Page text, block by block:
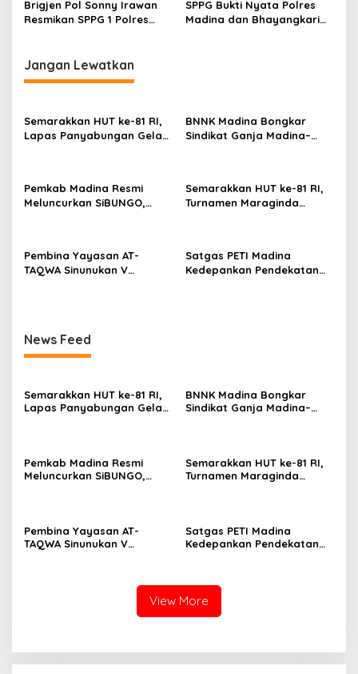
Brigjen Pol Sonny Irawan
Resmikan SPPG 1 Polres
SPPG Bukti Nyata Polres
Madina dan Bhayangkari
Jangan Lewatkan
Semarakkan HUT ke-81 RI,
Lapas Panyabungan Gelar
BNNK Madina Bongkar
Sindikat Ganja Madina–
Pemkab Madina Resmi
Meluncurkan SiBUNGO,
Semarakkan HUT ke-81 RI,
Turnamen Maraginda
Pembina Yayasan AT-
TAQWA Sinunukan V
Satgas PETI Madina
Kedepankan Pendekatan
News Feed
Semarakkan HUT ke-81 RI,
Lapas Panyabungan Gelar
BNNK Madina Bongkar
Sindikat Ganja Madina–
Pemkab Madina Resmi
Meluncurkan SiBUNGO,
Semarakkan HUT ke-81 RI,
Turnamen Maraginda
Pembina Yayasan AT-
TAQWA Sinunukan V
Satgas PETI Madina
Kedepankan Pendekatan
View More